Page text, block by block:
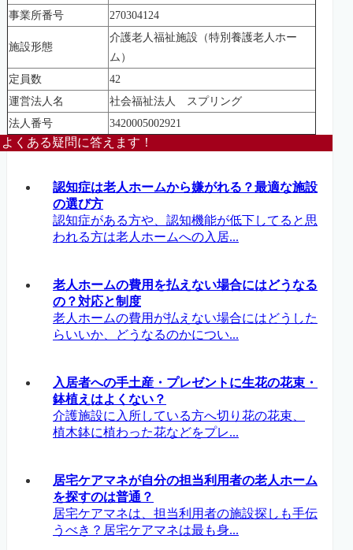
事業所番号
270304124
施設形態
介護老人福祉施設（特別養護老人ホー
ム）
定員数
42
運営法人名
社会福祉法人 スプリング
法人番号
3420005002921
よくある疑問に答えます！
認知症は老人ホームから嫌がれる？最適な施設
の選び方
認知症がある方や、認知機能が低下してると思
われる方は老人ホームへの入居...
老人ホームの費用を払えない場合にはどうなる
の？対応と制度
老人ホームの費用が払えない場合にはどうした
らいいか、どうなるのかについ...
入居者への手土産・プレゼントに生花の花束・
鉢植えはよくない？
介護施設に入所している方へ切り花の花束、
植木鉢に植わった花などをプレ...
居宅ケアマネが自分の担当利用者の老人ホーム
を探すのは普通？
居宅ケアマネは、担当利用者の施設探しも手伝
うべき？居宅ケアマネは最も身...